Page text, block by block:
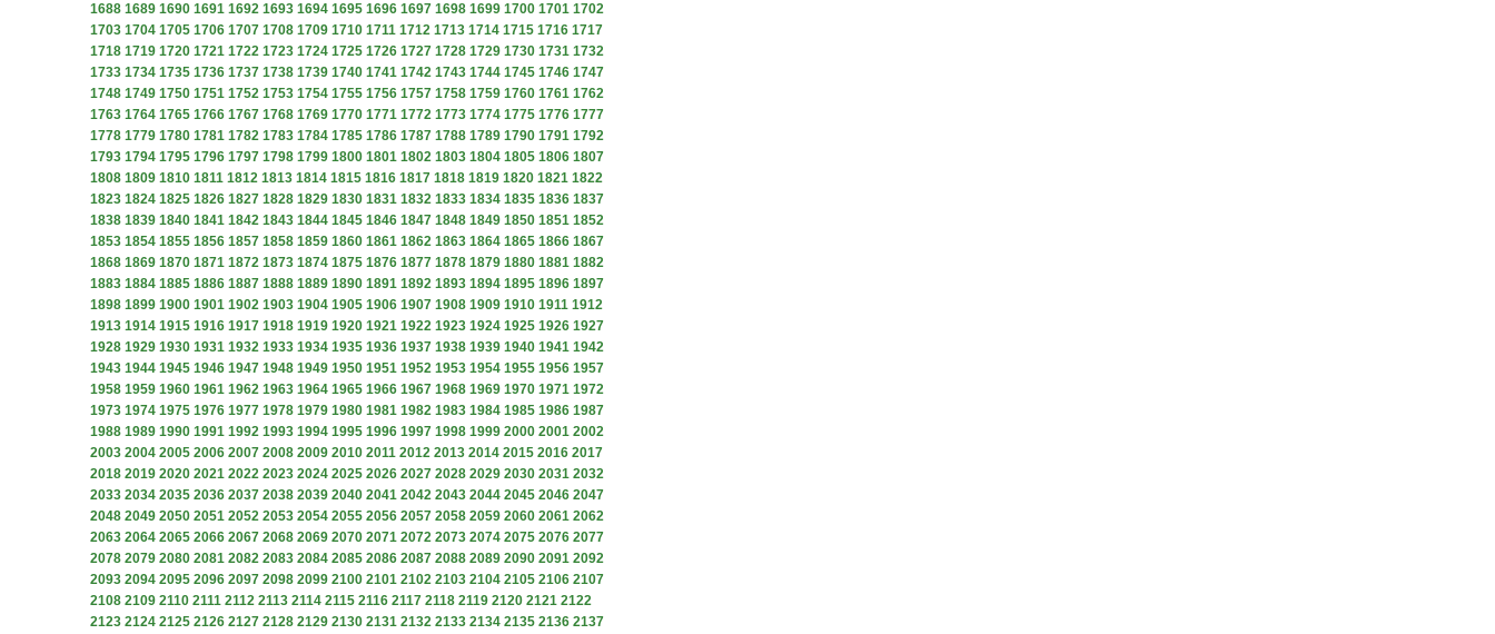
1688 1689 1690 1691 1692 1693 1694 1695 1696 1697 1698 1699 1700 1701 1702
1703 1704 1705 1706 1707 1708 1709 1710 1711 1712 1713 1714 1715 1716 1717
1718 1719 1720 1721 1722 1723 1724 1725 1726 1727 1728 1729 1730 1731 1732
1733 1734 1735 1736 1737 1738 1739 1740 1741 1742 1743 1744 1745 1746 1747
1748 1749 1750 1751 1752 1753 1754 1755 1756 1757 1758 1759 1760 1761 1762
1763 1764 1765 1766 1767 1768 1769 1770 1771 1772 1773 1774 1775 1776 1777
1778 1779 1780 1781 1782 1783 1784 1785 1786 1787 1788 1789 1790 1791 1792
1793 1794 1795 1796 1797 1798 1799 1800 1801 1802 1803 1804 1805 1806 1807
1808 1809 1810 1811 1812 1813 1814 1815 1816 1817 1818 1819 1820 1821 1822
1823 1824 1825 1826 1827 1828 1829 1830 1831 1832 1833 1834 1835 1836 1837
1838 1839 1840 1841 1842 1843 1844 1845 1846 1847 1848 1849 1850 1851 1852
1853 1854 1855 1856 1857 1858 1859 1860 1861 1862 1863 1864 1865 1866 1867
1868 1869 1870 1871 1872 1873 1874 1875 1876 1877 1878 1879 1880 1881 1882
1883 1884 1885 1886 1887 1888 1889 1890 1891 1892 1893 1894 1895 1896 1897
1898 1899 1900 1901 1902 1903 1904 1905 1906 1907 1908 1909 1910 1911 1912
1913 1914 1915 1916 1917 1918 1919 1920 1921 1922 1923 1924 1925 1926 1927
1928 1929 1930 1931 1932 1933 1934 1935 1936 1937 1938 1939 1940 1941 1942
1943 1944 1945 1946 1947 1948 1949 1950 1951 1952 1953 1954 1955 1956 1957
1958 1959 1960 1961 1962 1963 1964 1965 1966 1967 1968 1969 1970 1971 1972
1973 1974 1975 1976 1977 1978 1979 1980 1981 1982 1983 1984 1985 1986 1987
1988 1989 1990 1991 1992 1993 1994 1995 1996 1997 1998 1999 2000 2001 2002
2003 2004 2005 2006 2007 2008 2009 2010 2011 2012 2013 2014 2015 2016 2017
2018 2019 2020 2021 2022 2023 2024 2025 2026 2027 2028 2029 2030 2031 2032
2033 2034 2035 2036 2037 2038 2039 2040 2041 2042 2043 2044 2045 2046 2047
2048 2049 2050 2051 2052 2053 2054 2055 2056 2057 2058 2059 2060 2061 2062
2063 2064 2065 2066 2067 2068 2069 2070 2071 2072 2073 2074 2075 2076 2077
2078 2079 2080 2081 2082 2083 2084 2085 2086 2087 2088 2089 2090 2091 2092
2093 2094 2095 2096 2097 2098 2099 2100 2101 2102 2103 2104 2105 2106 2107
2108 2109 2110 2111 2112 2113 2114 2115 2116 2117 2118 2119 2120 2121 2122
2123 2124 2125 2126 2127 2128 2129 2130 2131 2132 2133 2134 2135 2136 2137